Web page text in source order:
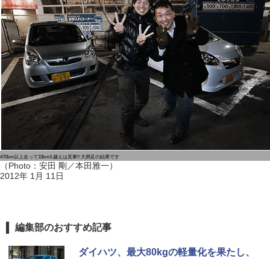
470km以上走って33km/L越えは見事!! 大満足の結果です
（Photo：安田 剛／本田雅一）
2012年 1月 11日
編集部のおすすめ記事
ダイハツ、最大80kgの軽量化を果たし、